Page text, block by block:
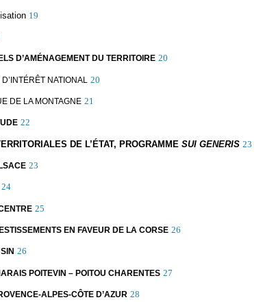
19
D’AMÉNAGEMENT DU TERRITOIRE 20
NATIONAL 20
DE LA MONTAGNE 21
22
DE L’ÉTAT, PROGRAMME SUI GENERIS 23
23
24
25
EN FAVEUR DE LA CORSE 26
26
POITEVIN – POITOU CHARENTES 27
ALPES-CÔTE D’AZUR 28